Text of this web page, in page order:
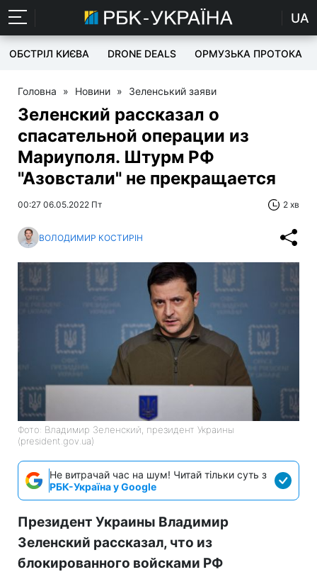
UA
ОБСТРІЛ КИЄВА DRONE DEALS ОРМУЗЬКА ПРОТОКА
Головна » Новини » Зеленський заяви
Зеленский рассказал о
спасательной операции из
Мариуполя. Штурм РФ
"Азовстали" не прекращается
00:27 06.05.2022 Пт 2 хв
ВОЛОДИМИР КОСТИРІН
Фото: Владимир Зеленский, президент Украины
(president.gov.ua)
Не витрачай час на шум! Читай тільки суть з
РБК-Україна у Google
Президент Украины Владимир
Зеленский рассказал, что из
блокированного войсками РФ